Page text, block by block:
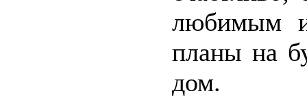
любимым
планы на
дом.